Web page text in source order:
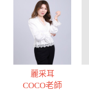
麗采耳
COCO老師